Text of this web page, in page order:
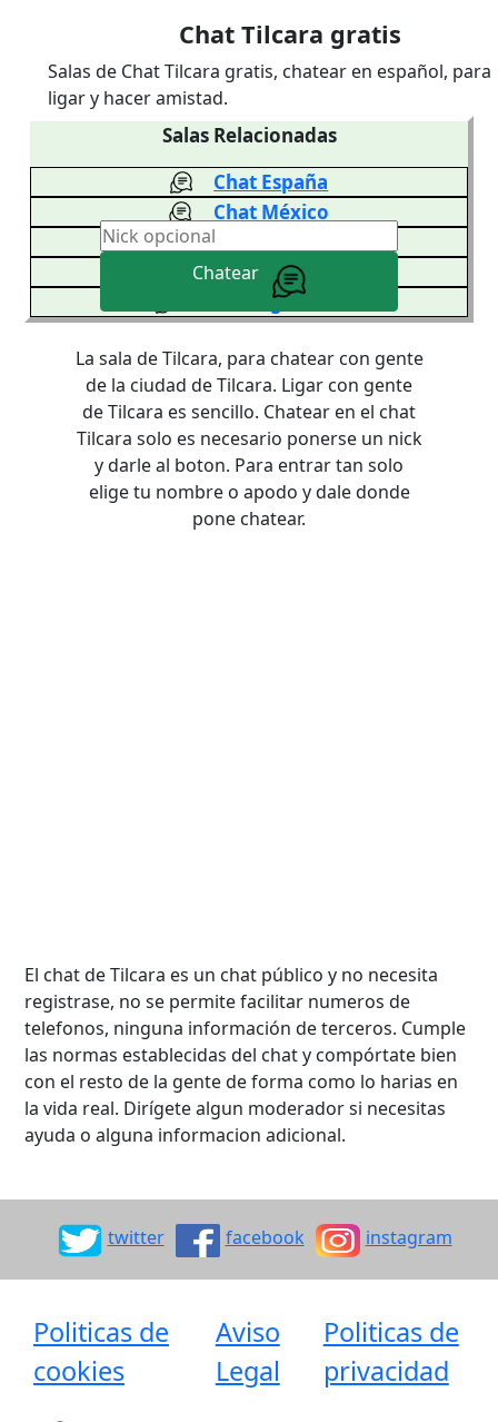
Salas Relacionadas
Chat España
Chat México
Chat Venezuela
Chat Colombia
Chat Argentina
Chat Tilcara gratis
Salas de Chat Tilcara gratis, chatear en español, para
ligar y hacer amistad.
Chatear
La sala de Tilcara, para chatear con gente
de la ciudad de Tilcara. Ligar con gente
de Tilcara es sencillo. Chatear en el chat
Tilcara solo es necesario ponerse un nick
y darle al boton. Para entrar tan solo
elige tu nombre o apodo y dale donde
pone chatear.
El chat de Tilcara es un chat público y no necesita
registrase, no se permite facilitar numeros de
telefonos, ninguna información de terceros. Cumple
las normas establecidas del chat y compórtate bien
con el resto de la gente de forma como lo harias en
la vida real. Dirígete algun moderador si necesitas
ayuda o alguna informacion adicional.
twitter facebook instagram
Politicas de
cookies
Aviso
Legal
Politicas de
privacidad